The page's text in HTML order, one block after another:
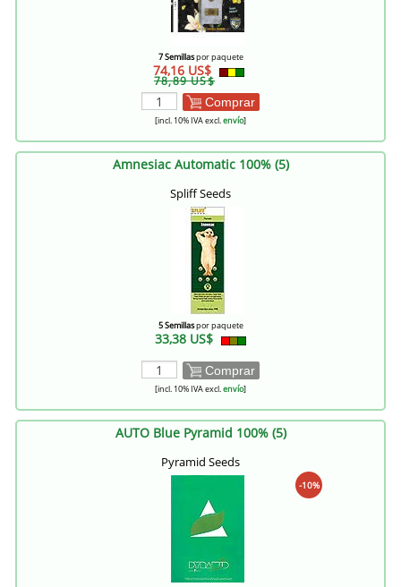
7 Semillaspor paquete
74,16 US$
78,89 US$
Comprar
[incl. 10% IVA excl.envío]
Amnesiac Automatic 100% (5)
Spliff Seeds
5 Semillaspor paquete
33,38 US$
Comprar
[incl. 10% IVA excl.envío]
AUTO Blue Pyramid 100% (5)
Pyramid Seeds
-10%